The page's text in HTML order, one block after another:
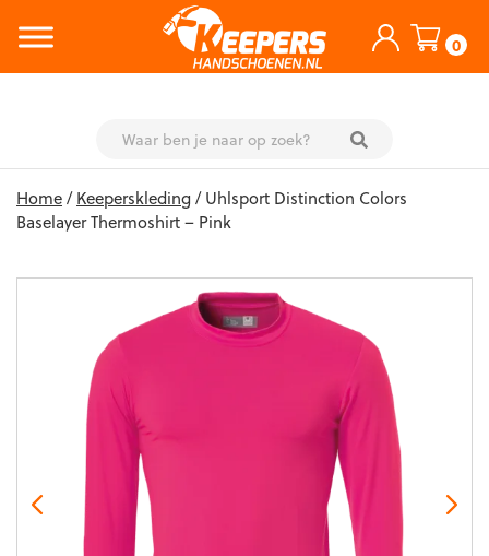
0
content
Home/Keeperskleding/ Uhlsport Distinction Colors
Baselayer Thermoshirt – Pink